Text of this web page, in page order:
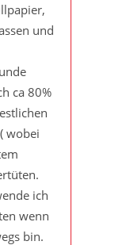
und
ca 80%
wobei
ich
wenn
bin.